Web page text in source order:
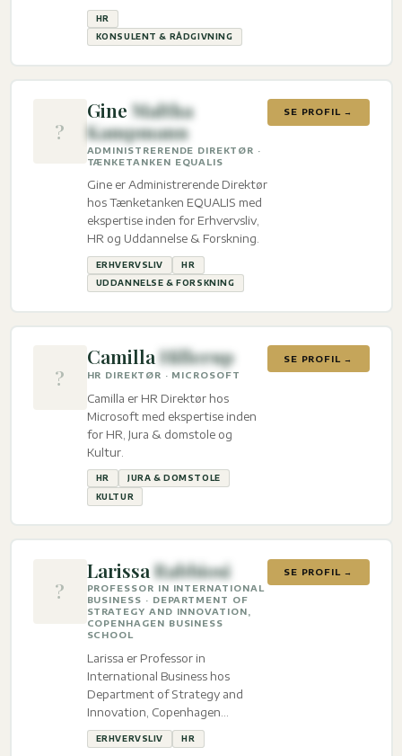
HR
KONSULENT & RÅDGIVNING
?
Gine Maltha
Kampmann
ADMINISTRERENDE DIREKTØR ·
TÆNKETANKEN EQUALIS
Gine er Administrerende Direktør
hos Tænketanken EQUALIS med
ekspertise inden for Erhvervsliv,
HR og Uddannelse & Forskning.
ERHVERVSLIV
HR
UDDANNELSE & FORSKNING
SE PROFIL →
?
CamillaHillerup
HR DIREKTØR · MICROSOFT
Camilla er HR Direktør hos
Microsoft med ekspertise inden
for HR, Jura & domstole og
Kultur.
HR
JURA & DOMSTOLE
KULTUR
SE PROFIL →
?
LarissaRabbiosi
PROFESSOR IN INTERNATIONAL
BUSINESS · DEPARTMENT OF
STRATEGY AND INNOVATION,
COPENHAGEN BUSINESS
SCHOOL
Larissa er Professor in
International Business hos
Department of Strategy and
Innovation, Copenhagen
Business School med ekspertise
inden for Erhvervsliv og HR.
ERHVERVSLIV HR
SE PROFIL →